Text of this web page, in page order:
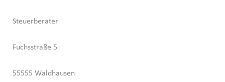
Steuerberater
Fuchsstraße 5
55555 Waldhausen